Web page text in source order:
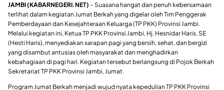
JAMBI (KABARNEGERI.NET) – Suasana hangat dan penuh kebersamaan
terlihat dalam kegiatan Jumat Berkah yang digelar oleh Tim Penggerak
Pemberdayaan dan Kesejahteraan Keluarga (TP PKK) Provinsi Jambi.
Melalui kegiatan ini, Ketua TP PKK Provinsi Jambi, Hj. Hesnidar Haris, SE
(Hesti Haris), menyediakan sarapan pagi yang bersih, sehat, dan bergizi
yang disambut antusias oleh masyarakat dan menghadirkan
kebahagiaan di pagi hari. Kegiatan tersebut berlangsung di Pojok Berkah
Sekretariat TP PKK Provinsi Jambi, Jumat.
Program Jumat Berkah menjadi wujud nyata kepedulian TP PKK Provinsi